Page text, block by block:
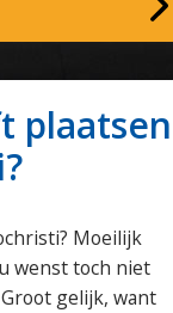
plaatsen
Moeilijk
wenst toch niet
gelijk, want